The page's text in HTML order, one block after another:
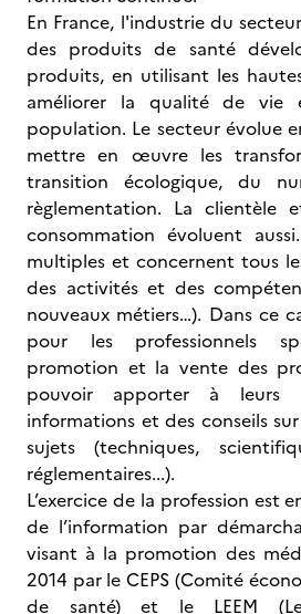
En France, l'industrie du
des produits de santé
produits, en utilisant les
améliorer la qualité de
population. Le secteur évolue
mettre en œuvre les
transition écologique, du
règlementation. La clientèle
consommation évoluent
multiples et concernent tous
des activités et des
nouveaux métiers…). Dans ce
pour les professionnels
promotion et la vente des
pouvoir apporter à leurs
informations et des conseils
sujets (techniques,
réglementaires...).
L’exercice de la profession est
de l’information par
visant à la promotion des
2014 par le CEPS (Comité
de santé) et le LEEM